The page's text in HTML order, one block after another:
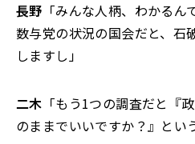
長野 「みんな人柄、わかる
数与党の状況の国会だと、石
しますし」
二木 「もう1つの調査だと『
のままでいいですか？』とい